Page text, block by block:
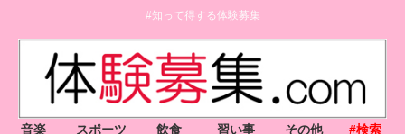
#知って得する体験募集
音楽 スポーツ 飲食 習い事 その他 #検索